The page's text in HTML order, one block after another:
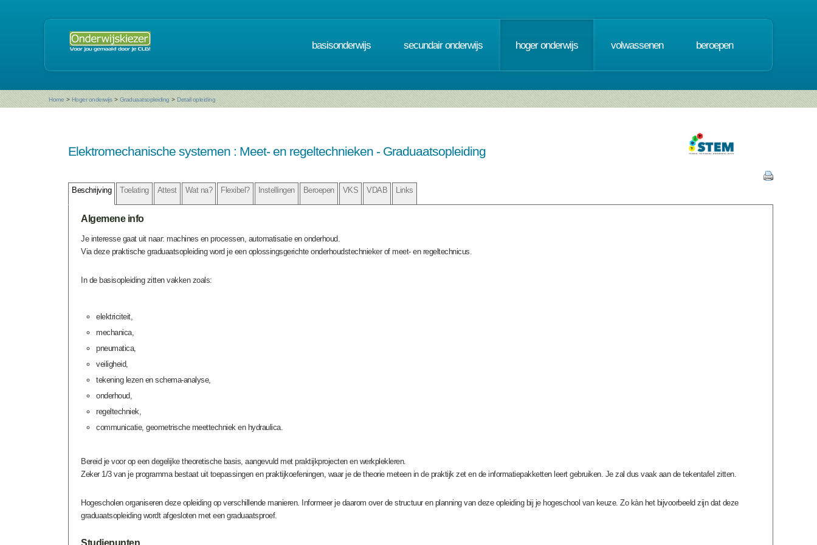
basisonderwijs secundair onderwijs hoger onderwijs volwassenen beroepen
Home > Hoger onderwijs > Graduaatsopleiding > Detail opleiding
Elektromechanische systemen : Meet- en regeltechnieken - Graduaatsopleiding
Beschrijving Toelating Attest Wat na? Flexibel? Instellingen Beroepen VKS VDAB Links
Algemene info
Je interesse gaat uit naar: machines en processen, automatisatie en onderhoud.
Via deze praktische graduaatsopleiding word je een oplossingsgerichte onderhoudstechnieker of meet- en regeltechnicus.
In de basisopleiding zitten vakken zoals:
elektriciteit,
mechanica,
pneumatica,
veiligheid,
tekening lezen en schema-analyse,
onderhoud,
regeltechniek,
communicatie, geometrische meettechniek en hydraulica.
Bereid je voor op een degelijke theoretische basis, aangevuld met praktijkprojecten en werkplekleren.
Zeker 1/3 van je programma bestaat uit toepassingen en praktijkoefeningen, waar je de theorie meteen in de praktijk zet en de informatiepakketten leert gebruiken. Je zal dus vaak aan de tekentafel zitten.
Hogescholen organiseren deze opleiding op verschillende manieren. Informeer je daarom over de structuur en planning van deze opleiding bij je hogeschool van keuze. Zo kàn het bijvoorbeeld zijn dat deze
graduaatsopleiding wordt afgesloten met een graduaatsproef.
Studiepunten